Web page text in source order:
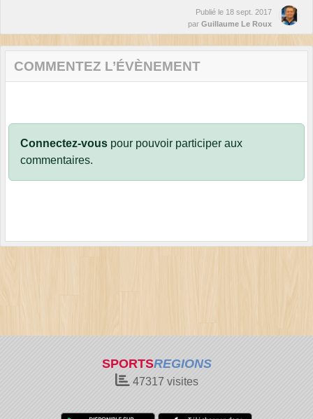
Publié le 18 sept. 2017
par Guillaume Le Roux
COMMENTEZ L’ÉVÈNEMENT
Connectez-vous pour pouvoir participer aux
commentaires.
SPORTSREGIONS
47317 visites